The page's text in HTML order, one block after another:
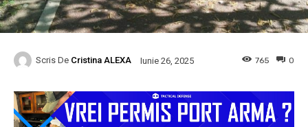
Scris De Cristina ALEXA Iunie 26, 2025 0
765